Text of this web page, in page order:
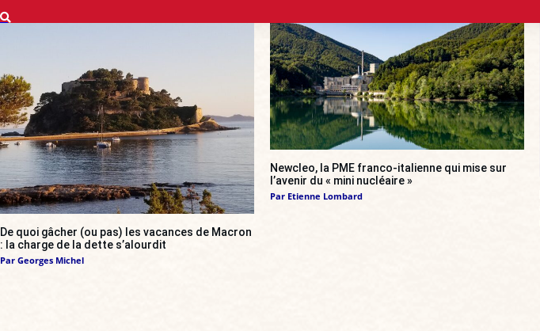
De quoi gâcher (ou pas) les vacances de Macron
: la charge de la dette s’alourdit
Par Georges Michel
Newcleo, la PME franco-italienne qui mise sur
l’avenir du « mini nucléaire »
Par Etienne Lombard